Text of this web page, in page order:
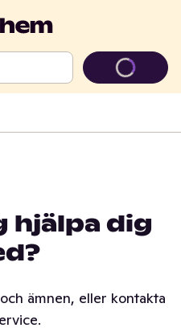
hjälpa dig
ämnen, eller kontakta